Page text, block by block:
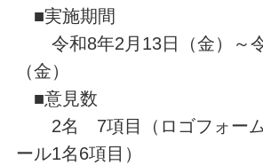
■実施期間
令和8年2月13日（金）～令
（金）
■意見数
2名 7項目（ロゴフォーム
ール1名6項目）